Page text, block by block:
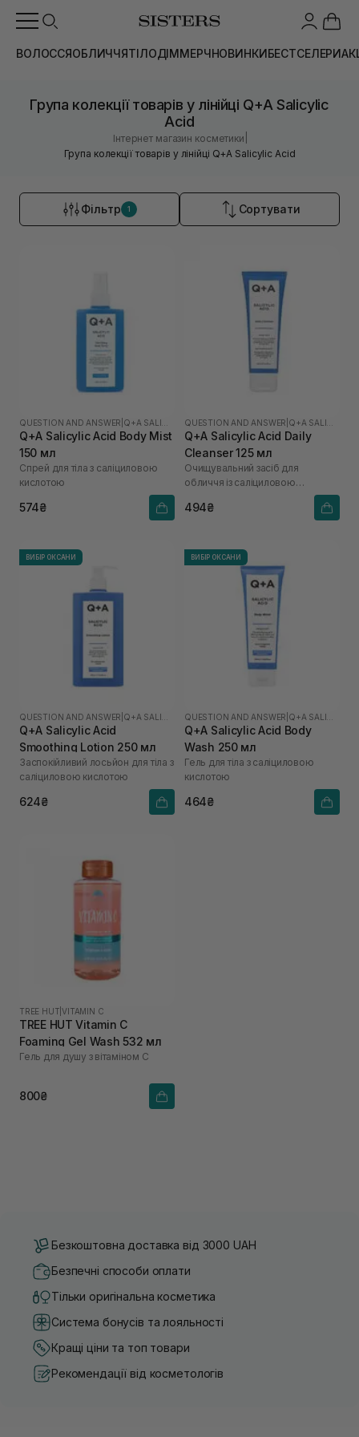
ВОЛОССЯОБЛИЧЧЯТІЛОДІММЕРЧНОВИНКИБЕСТСЕЛЕРИ
Група колекції товарів у лінійці Q+A Salicylic
Acid
Інтернет магазин косметики
Група колекції товарів у лінійці Q+A Salicylic Acid
Фільтр 1 Сортувати
QUESTION AND ANSWER
Q+A Salicylic Acid Body Mist
150 мл
Спрей для тіла з саліциловою
кислотою
574₴
QUESTION AND ANSWER
Q+A Salicylic Acid Daily
Cleanser 125 мл
Очищувальний засіб для
обличчя із саліциловою
494₴
ВИБІР ОКСАНИ
QUESTION AND ANSWER
Q+A Salicylic Acid
Smoothing Lotion 250 мл
Заспокійливий лосьйон для тіла з
саліциловою кислотою
624₴
ВИБІР ОКСАНИ
QUESTION AND ANSWER
Q+A Salicylic Acid Body
Wash 250 мл
Гель для тіла з саліциловою
кислотою
464₴
TREE HUT |VITAMIN C
TREE HUT Vitamin C
Foaming Gel Wash 532 мл
Гель для душу з вітаміном С
800₴
Безкоштовна доставка від 3000 UAH
Безпечні способи оплати
Тільки оригінальна косметика
Система бонусів та лояльності
Кращі ціни та топ товари
Рекомендації від косметологів